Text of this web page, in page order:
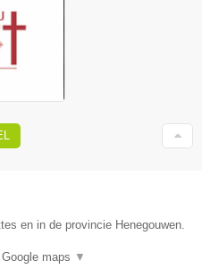
en in de provincie Henegouwen.
Google maps ▼